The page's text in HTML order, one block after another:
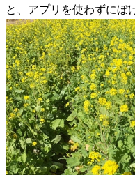
と、アプリを使わずにぼ